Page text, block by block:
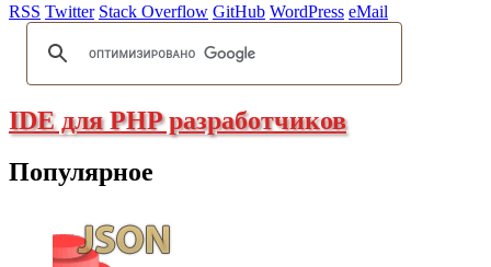
RSS Twitter Stack Overflow GitHub WordPress eMail
IDE для PHP разработчиков
Популярное